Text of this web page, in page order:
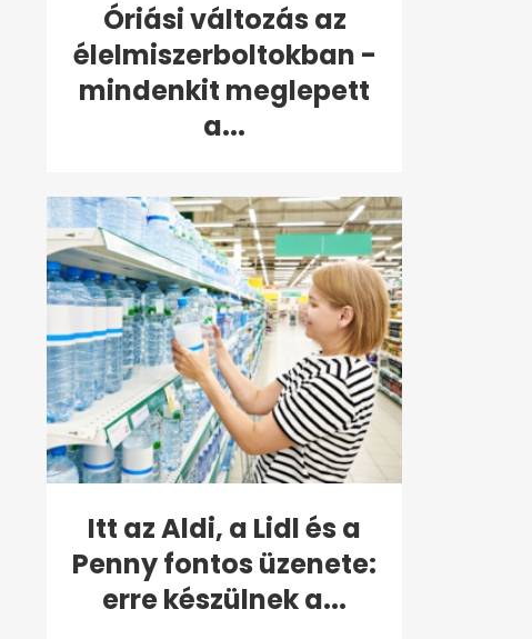
Óriási változás az
élelmiszerboltokban -
mindenkit meglepett
a...
Itt az Aldi, a Lidl és a
Penny fontos üzenete:
erre készülnek a...